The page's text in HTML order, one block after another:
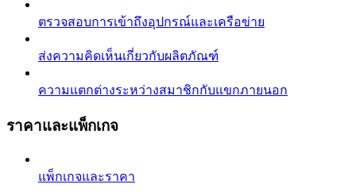
ตรวจสอบการเข้าถึงอุปกรณ์และเครือข่าย
ส่งความคิดเห็นเกี่ยวกับผลิตภัณฑ์
ความแตกต่างระหว่างสมาชิกกับแขกภายนอก
ราคาและแพ็กเกจ
แพ็กเกจและราคา